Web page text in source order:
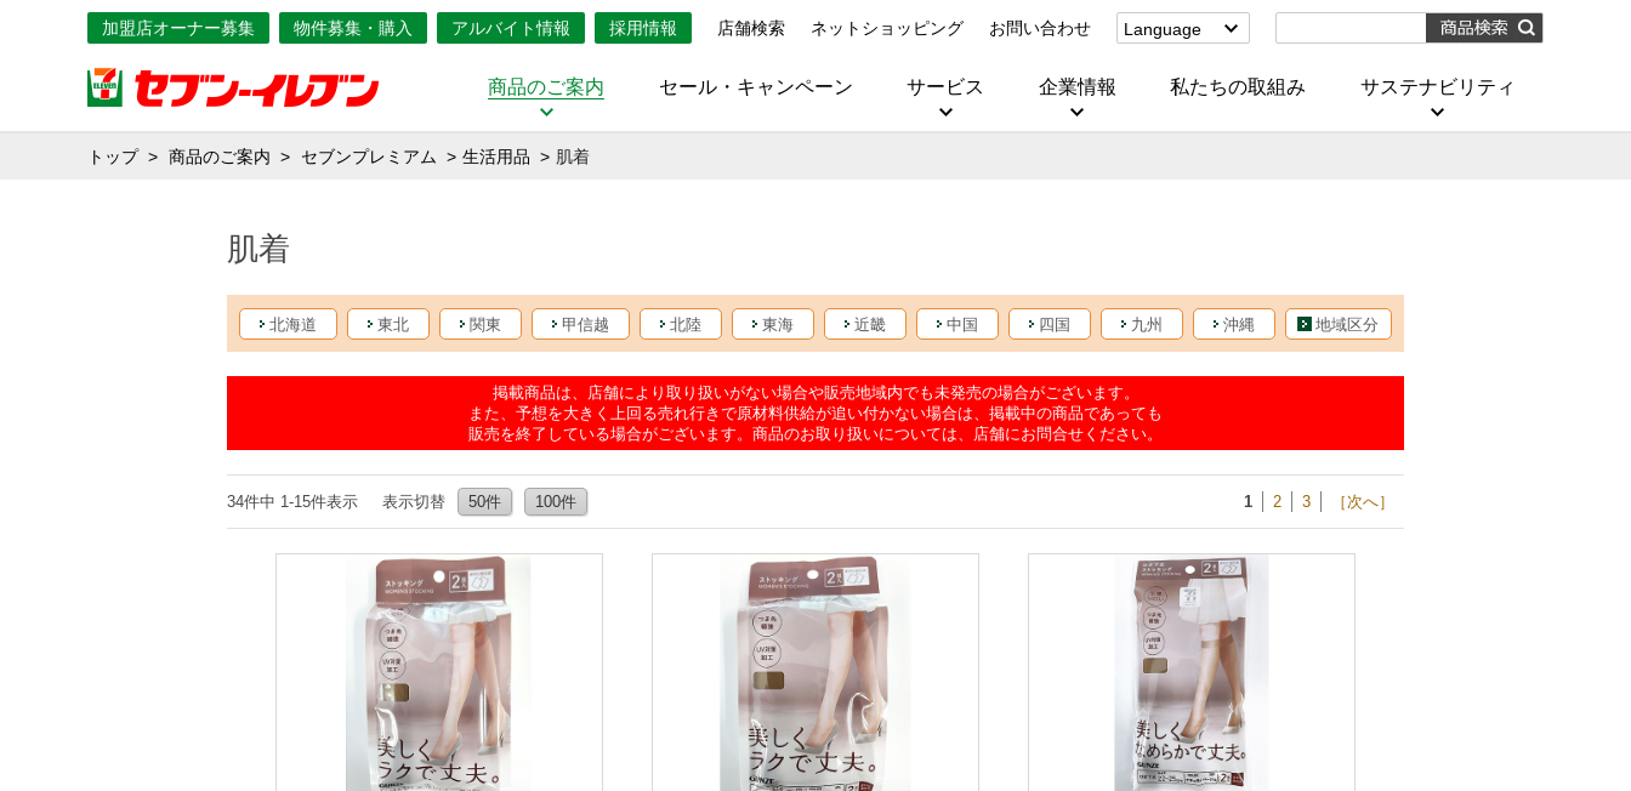
加盟店オーナー募集 物件募集・購入 アルバイト情報 採用情報 店舗検索 ネットショッピング お問い合わせ
Language
(Corporate)
(บริการ)
商品のご案内 セール・キャンペーン サービス 企業情報 私たちの取組み サステナビリティ
トップ 商品のご案内 セブンプレミアム 生活用品 肌着
肌着
北海道 東北 関東 甲信越 北陸 東海 近畿 中国 四国 九州 沖縄 地域区分
掲載商品は、店舗により取り扱いがない場合や販売地域内でも未発売の場合がございます。
また、予想を大きく上回る売れ行きで原材料供給が追い付かない場合は、掲載中の商品であっても
販売を終了している場合がございます。商品のお取り扱いについては、店舗にお問合せください。
34件中 1-15件表示 表示切替 50件 100件 1 2 3 ［次へ］